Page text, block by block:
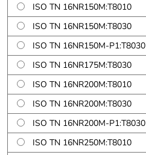
ISO TN 16NR150M:T8010
ISO TN 16NR150M:T8030
ISO TN 16NR150M-P1:T8030
ISO TN 16NR175M:T8030
ISO TN 16NR200M:T8010
ISO TN 16NR200M:T8030
ISO TN 16NR200M-P1:T8030
ISO TN 16NR250M:T8010